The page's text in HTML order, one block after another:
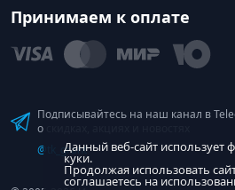
Принимаем к оплате
Подписывайтесь на наш канал в
о скидках, акциях и новостях
@tk_grantДанный веб-сайт использует
куки.
Продолжая использовать
соглашаетесь на